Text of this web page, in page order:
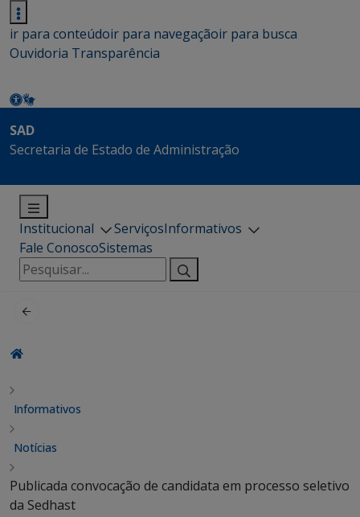
ir para conteúdoir para navegaçãoir para busca
Ouvidoria Transparência
SAD
Secretaria de Estado de Administração
Institucional ServiçosInformativos
Fale ConoscoSistemas
Pesquisar
por:
Informativos
Notícias
Publicada convocação de candidata em processo seletivo
da Sedhast